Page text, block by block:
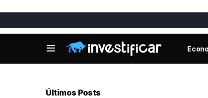
Últimos Posts